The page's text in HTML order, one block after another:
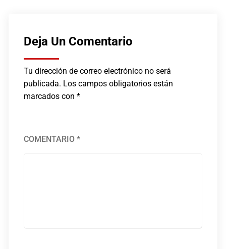
Deja Un Comentario
Tu dirección de correo electrónico no será
publicada. Los campos obligatorios están
marcados con*
COMENTARIO*